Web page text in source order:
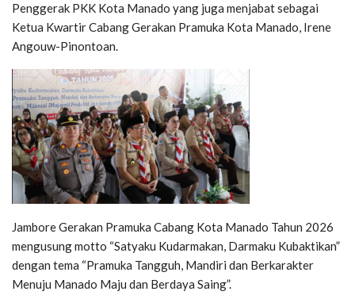
Penggerak PKK Kota Manado yang juga menjabat sebagai
Ketua Kwartir Cabang Gerakan Pramuka Kota Manado, Irene
Angouw-Pinontoan.
Jambore Gerakan Pramuka Cabang Kota Manado Tahun 2026
mengusung motto “Satyaku Kudarmakan, Darmaku Kubaktikan”
dengan tema “Pramuka Tangguh, Mandiri dan Berkarakter
Menuju Manado Maju dan Berdaya Saing”.